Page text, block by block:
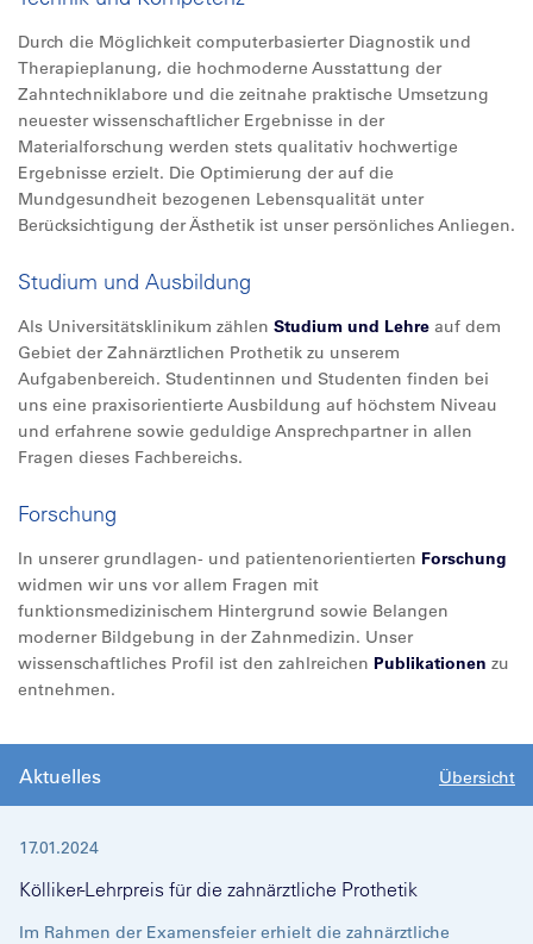
Durch die Möglichkeit computerbasierter Diagnostik und
Therapieplanung, die hochmoderne Ausstattung der
Zahntechniklabore und die zeitnahe praktische Umsetzung
neuester wissenschaftlicher Ergebnisse in der
Materialforschung werden stets qualitativ hochwertige
Ergebnisse erzielt. Die Optimierung der auf die
Mundgesundheit bezogenen Lebensqualität unter
Berücksichtigung der Ästhetik ist unser persönliches Anliegen.
Studium und Ausbildung
Als Universitätsklinikum zählen Studium und Lehre auf dem
Gebiet der Zahnärztlichen Prothetik zu unserem
Aufgabenbereich. Studentinnen und Studenten finden bei
uns eine praxisorientierte Ausbildung auf höchstem Niveau
und erfahrene sowie geduldige Ansprechpartner in allen
Fragen dieses Fachbereichs.
Forschung
In unserer grundlagen- und patientenorientierten Forschung
widmen wir uns vor allem Fragen mit
funktionsmedizinischem Hintergrund sowie Belangen
moderner Bildgebung in der Zahnmedizin. Unser
wissenschaftliches Profil ist den zahlreichen Publikationen zu
entnehmen.
Aktuelles Übersicht
17.01.2024
Kölliker-Lehrpreis für die zahnärztliche Prothetik
Im Rahmen der Examensfeier erhielt die zahnärztliche